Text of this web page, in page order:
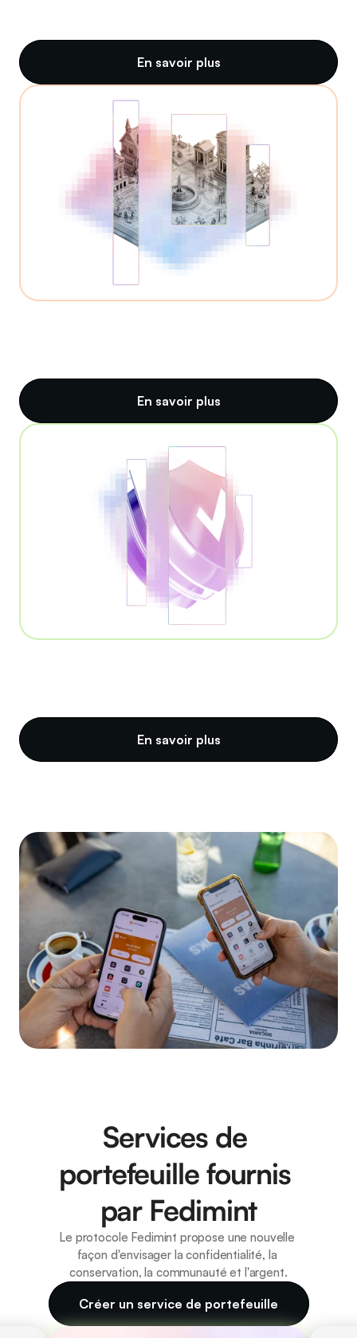
En savoir plus
En savoir plus
En savoir plus
Services de
portefeuille fournis
par Fedimint
Le protocole Fedimint propose une nouvelle
façon d'envisager la confidentialité, la
conservation, la communauté et l'argent.
Créer un service de portefeuille